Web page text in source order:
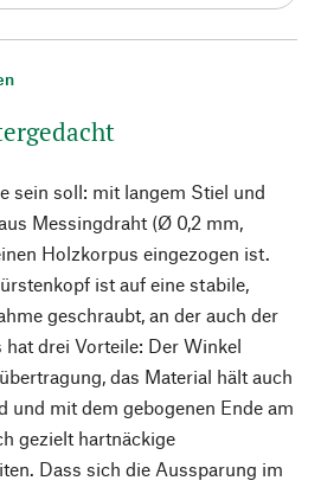
sein soll: mit langem Stiel und
Messingdraht (Ø 0,2 mm,
Holzkorpus eingezogen ist.
ist auf eine stabile,
geschraubt, an der auch der
drei Vorteile: Der Winkel
das Material hält auch
und mit dem gebogenen Ende am
gezielt hartnäckige
Dass sich die Aussparung im